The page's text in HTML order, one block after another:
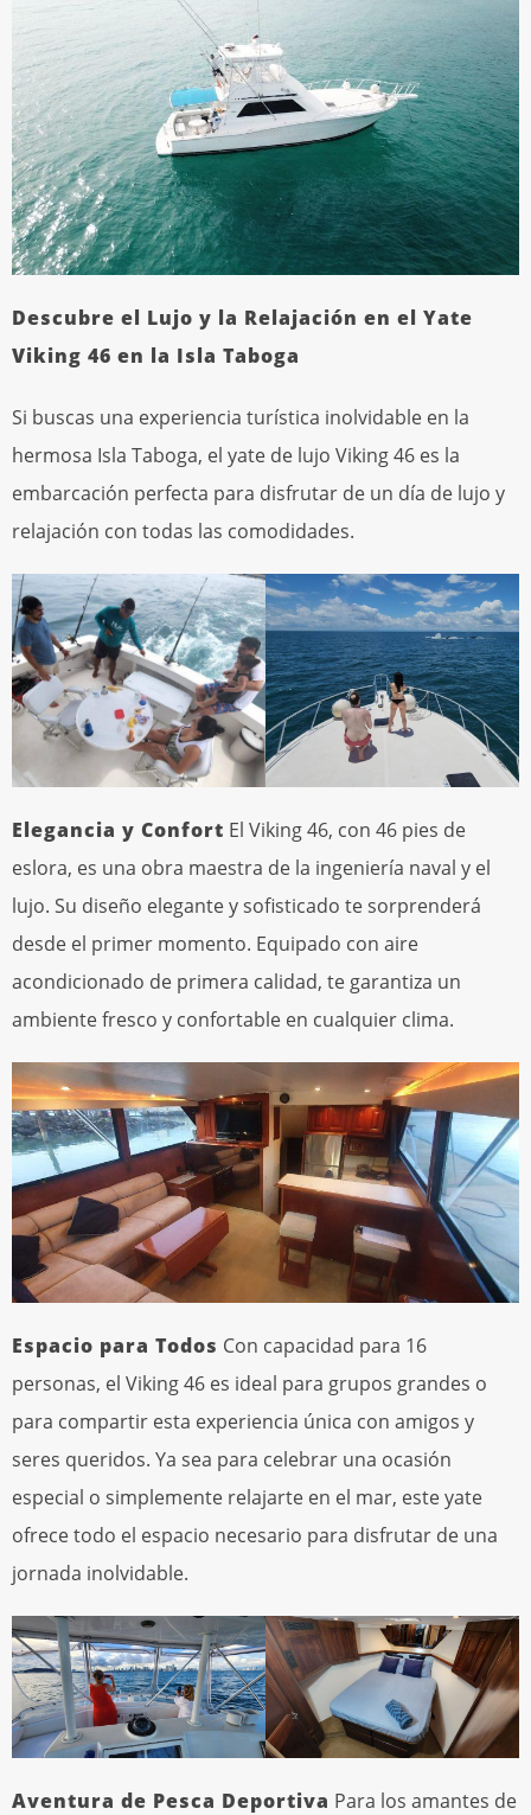
Descubre el Lujo y la Relajación en el Yate
Viking 46 en la Isla Taboga
Si buscas una experiencia turística inolvidable en la
hermosa Isla Taboga, el yate de lujo Viking 46 es la
embarcación perfecta para disfrutar de un día de lujo y
relajación con todas las comodidades.
Elegancia y Confort El Viking 46, con 46 pies de
eslora, es una obra maestra de la ingeniería naval y el
lujo. Su diseño elegante y sofisticado te sorprenderá
desde el primer momento. Equipado con aire
acondicionado de primera calidad, te garantiza un
ambiente fresco y confortable en cualquier clima.
Espacio para Todos Con capacidad para 16
personas, el Viking 46 es ideal para grupos grandes o
para compartir esta experiencia única con amigos y
seres queridos. Ya sea para celebrar una ocasión
especial o simplemente relajarte en el mar, este yate
ofrece todo el espacio necesario para disfrutar de una
jornada inolvidable.
Aventura de Pesca Deportiva Para los amantes de